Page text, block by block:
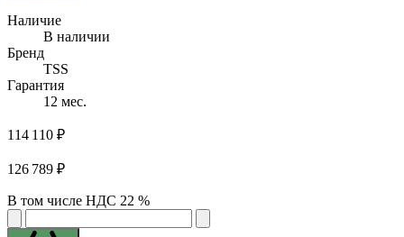
Наличие
В наличии
Бренд
TSS
Гарантия
12 мес.
114 110 ₽
126 789 ₽
В том числе НДС 22 %